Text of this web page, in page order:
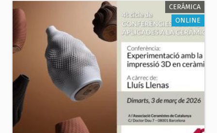
CERÁMICA
ONLINE